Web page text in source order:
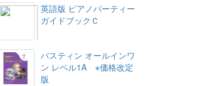
英語版 ピアノパーティー
ガイドブックＣ
バスティン オールインワ
ン レベル1A ※価格改定
版